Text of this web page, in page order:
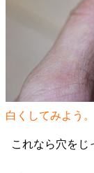
白くしてみよう。
これなら穴をじ